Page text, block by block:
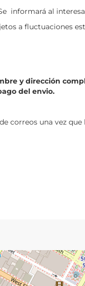
informará al
a fluctuaciones
y dirección
del envio.
correos una vez